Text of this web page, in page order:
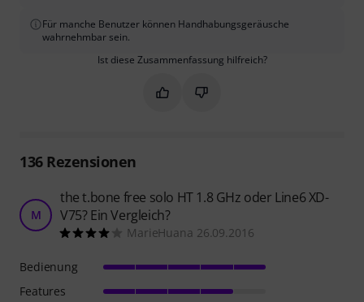
Für manche Benutzer können Handhabungsgeräusche
wahrnehmbar sein.
Ist diese Zusammenfassung hilfreich?
Markieren Sie diese
Markieren Sie diese
136Rezensionen
M
the t.bone free solo HT 1.8 GHz oder Line6 XD-
V75? Ein Vergleich?
MarieHuana 26.09.2016
Bedienung
Features